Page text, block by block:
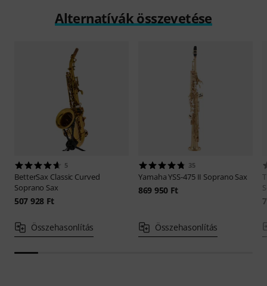
Alternatívák összevetése
5
BetterSax Classic Curved
Soprano Sax
507 928 Ft
Összehasonlítás
35
YamahaYSS-475 II Soprano Sax
869 950 Ft
Összehasonlítás